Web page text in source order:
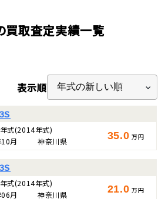
買取査定実績一覧
表示順
Ｓ
式(2014年式)
月 神奈川県 35.0 万円
Ｓ
式(2014年式)
月 神奈川県 21.0 万円